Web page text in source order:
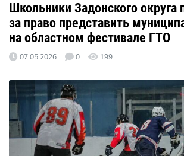
Школьники Задонского округа
за право представить
на областном фестивале ГТО
07.05.2026 0 199